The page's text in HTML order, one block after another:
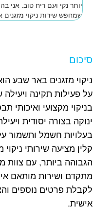
יותר נקי ועם ריח טוב. אני
שמחפש שירות ניקוי מזגנים
סיכום
ניקוי מזגנים באר שבע
על פעילות תקינה
בניקוי מקצועי ואיכותי
ינוקה בצורה יסודית
בעלויות חשמל ותשמור
קלין מציעה שירותי
הגבוהה ביותר, עם צוות
מתקדם ושירות מותאם
לקבלת פרטים נוספים
אישית.